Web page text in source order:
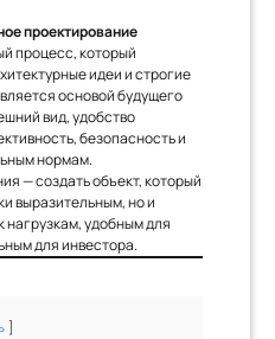
проектирование
процесс, который
идеи и строгие
основой будущего
вид, удобство
безопасность и
нормам.
— создать объект, который
выразительным, но и
удобным для
для инвестора.